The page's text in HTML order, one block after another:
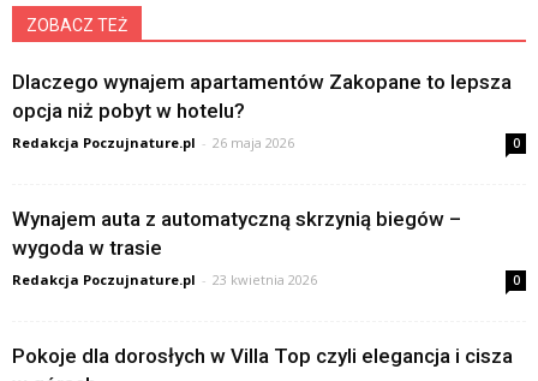
ZOBACZ TEŻ
Dlaczego wynajem apartamentów Zakopane to lepsza
opcja niż pobyt w hotelu?
Redakcja Poczujnature.pl - 26 maja 2026 0
Wynajem auta z automatyczną skrzynią biegów –
wygoda w trasie
Redakcja Poczujnature.pl - 23 kwietnia 2026 0
Pokoje dla dorosłych w Villa Top czyli elegancja i cisza